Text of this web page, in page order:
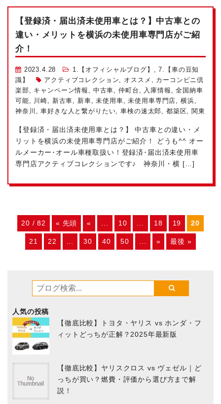
【登録済・届出済未使用車とは？】中古車との
違い・メリットを横浜の未使用車専門店がご紹
介！
2023.4.28 1.【オフィシャルブログ】 ,7.【車の豆知
識】
アクティブコレクション オススメ
カーコンビニ倶
楽部
キャンペーン情報 中古車 ,仲町台 入庫情報 ,全国納車
可能
川崎 新古車 新車 ,未使用車 ,未使用車専門店 横浜
神奈川
,車好きな人と繋がりたい ,車検の速太郎 都築区 関東
【登録済・届出済未使用車とは？】 中古車との違い・メ
リットを横浜の未使用車専門店がご紹介！ どうも^^ オー
ルメーカー･オール車種取扱い！登録済･届出済未使用車
専門店アクティブコレクションです♪ 神奈川・横 […]
20 / 82 « 先頭 « 10 18 19 20
21 22 30 40 50 » 最後 »
人気の投稿
【徹底比較】トヨタ・ヤリス vs ホンダ・フ
ィットどっちが正解？2025年最新版
【徹底比較】ヤリスクロス vs ヴェゼル｜ど
っちが買い？燃費・評価から選び方まで解
説！